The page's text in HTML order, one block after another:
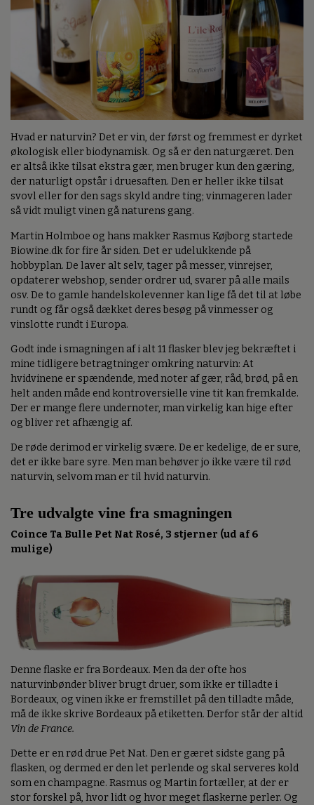
Hvad er naturvin? Det er vin, der først og fremmest er dyrket
økologisk eller biodynamisk. Og så er den naturgæret. Den
er altså ikke tilsat ekstra gær, men bruger kun den gæring,
der naturligt opstår i druesaften. Den er heller ikke tilsat
svovl eller for den sags skyld andre ting; vinmageren lader
så vidt muligt vinen gå naturens gang.
Martin Holmboe og hans makker Rasmus Køjborg startede
Biowine.dk for fire år siden. Det er udelukkende på
hobbyplan. De laver alt selv, tager på messer, vinrejser,
opdaterer webshop, sender ordrer ud, svarer på alle mails
osv. De to gamle handelskolevenner kan lige få det til at løbe
rundt og får også dækket deres besøg på vinmesser og
vinslotte rundt i Europa.
Godt inde i smagningen af i alt 11 flasker blev jeg bekræftet i
mine tidligere betragtninger omkring naturvin: At
hvidvinene er spændende, med noter af gær, råd, brød, på en
helt anden måde end kontroversielle vine tit kan fremkalde.
Der er mange flere undernoter, man virkelig kan hige efter
og bliver ret afhængig af.
De røde derimod er virkelig svære. De er kedelige, de er sure,
det er ikke bare syre. Men man behøver jo ikke være til rød
naturvin, selvom man er til hvid naturvin.
Tre udvalgte vine fra smagningen
Coince Ta Bulle Pet Nat Rosé, 3 stjerner (ud af 6
mulige)
Denne flaske er fra Bordeaux. Men da der ofte hos
naturvinbønder bliver brugt druer, som ikke er tilladte i
Bordeaux, og vinen ikke er fremstillet på den tilladte måde,
må de ikke skrive Bordeaux på etiketten. Derfor står der altid
Vin de France.
Dette er en rød drue Pet Nat. Den er gæret sidste gang på
flasken, og dermed er den let perlende og skal serveres kold
som en champagne. Rasmus og Martin fortæller, at der er
stor forskel på, hvor lidt og hvor meget flaskerne perler. Og